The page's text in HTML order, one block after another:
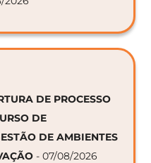
DE PROCESSO
DE
DE AMBIENTES
- 07/08/2026